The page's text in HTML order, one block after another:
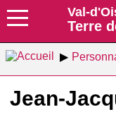
Val-
Terre
Jean-